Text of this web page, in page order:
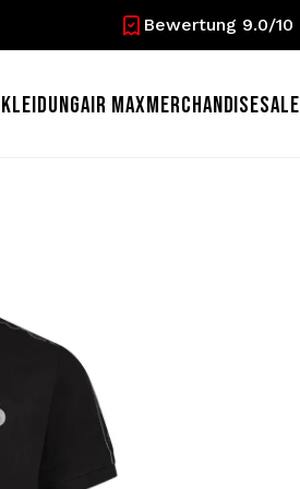
Bewertung 9.0/10
KLEIDUNGAIR MAXMERCHANDISESALE